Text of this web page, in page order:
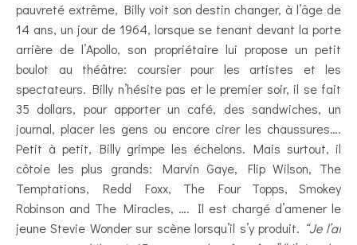
pauvreté extrême, Billy voit son destin changer, à l’âge de
14 ans, un jour de 1964, lorsque se tenant devant la porte
arrière de l’Apollo, son propriétaire lui propose un petit
boulot au théâtre: coursier pour les artistes et les
spectateurs. Billy n’hésite pas et le premier soir, il se fait
35 dollars, pour apporter un café, des sandwiches, un
journal, placer les gens ou encore cirer les chaussures….
Petit à petit, Billy grimpe les échelons. Mais surtout, il
côtoie les plus grands: Marvin Gaye, Flip Wilson, The
Temptations, Redd Foxx, The Four Topps, Smokey
Robinson and The Miracles, …. Il est chargé d’amener le
jeune Stevie Wonder sur scène lorsqu’il s’y produit. “Je l’ai